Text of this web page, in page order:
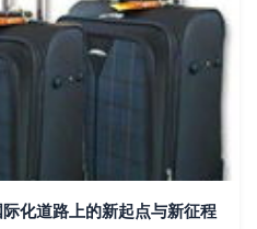
化道路上的新起点与新征程